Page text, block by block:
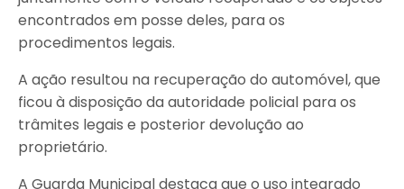
encontrados em posse deles, para os
procedimentos legais.
A ação resultou na recuperação do automóvel, que
ficou à disposição da autoridade policial para os
trâmites legais e posterior devolução ao
proprietário.
A Guarda Municipal destaca que o uso integrado